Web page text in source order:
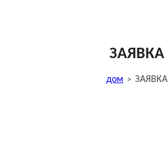
ЗАЯВКА
дом > ЗАЯВКА